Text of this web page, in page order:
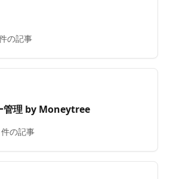
の記事
管理 by Moneytree
の記事